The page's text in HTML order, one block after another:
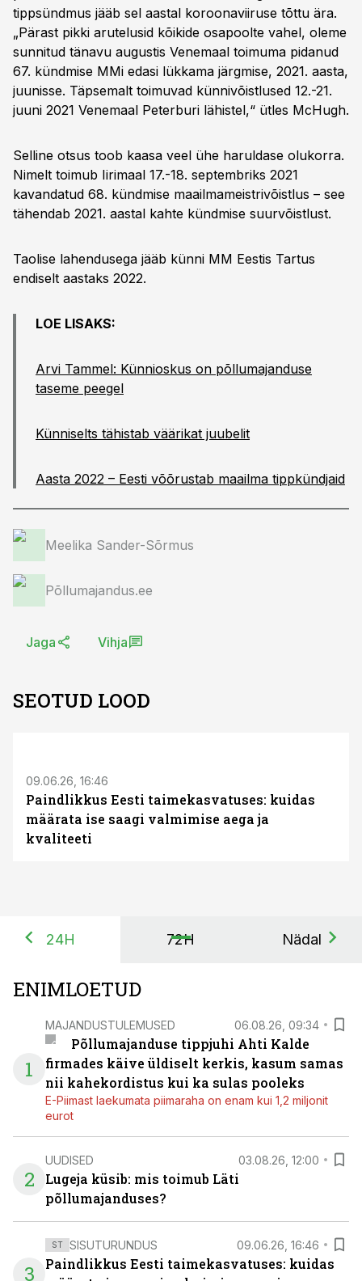
tippsündmus jääb sel aastal koroonaviiruse tõttu ära.
„Pärast pikki arutelusid kõikide osapoolte vahel, oleme
sunnitud tänavu augustis Venemaal toimuma pidanud
67. kündmise MMi edasi lükkama järgmise, 2021. aasta,
juunisse. Täpsemalt toimuvad künnivõistlused 12.-21.
juuni 2021 Venemaal Peterburi lähistel,“ ütles McHugh.
Selline otsus toob kaasa veel ühe haruldase olukorra.
Nimelt toimub Iirimaal 17.-18. septembriks 2021
kavandatud 68. kündmise maailmameistrivõistlus – see
tähendab 2021. aastal kahte kündmise suurvõistlust.
Taolise lahendusega jääb künni MM Eestis Tartus
endiselt aastaks 2022.
LOE LISAKS:
Arvi Tammel: Künnioskus on põllumajanduse
taseme peegel
Künniselts tähistab väärikat juubelit
Aasta 2022 – Eesti võõrustab maailma tippkündjaid
Meelika Sander-Sõrmus
Põllumajandus.ee
Jaga Vihja
SEOTUD LOOD
09.06.26, 16:46
Paindlikkus Eesti taimekasvatuses: kuidas
määrata ise saagi valmimise aega ja
kvaliteeti
24H 72H Nädal
ENIMLOETUD
1
MAJANDUSTULEMUSED 06.08.26, 09:34
Põllumajanduse tippjuhi Ahti Kalde
firmades käive üldiselt kerkis, kasum samas
nii kahekordistus kui ka sulas pooleks
E-Piimast laekumata piimaraha on enam kui 1,2 miljonit
eurot
2
UUDISED 03.08.26, 12:00
Lugeja küsib: mis toimub Läti
põllumajanduses?
3
ST SISUTURUNDUS 09.06.26, 16:46
Paindlikkus Eesti taimekasvatuses: kuidas